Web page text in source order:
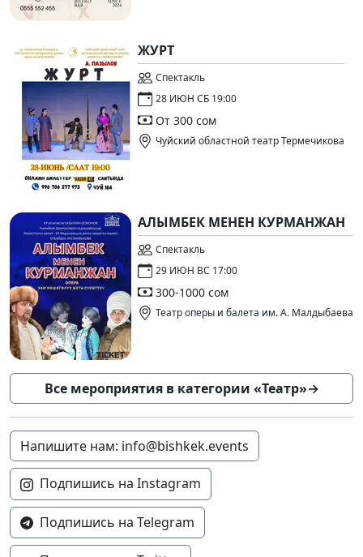
ЖУРТ
Спектакль
28 ИЮН СБ 19:00
От 300 сом
Чуйский областной театр Термечикова
АЛЫМБЕК МЕНЕН КУРМАНЖАН
Спектакль
29 ИЮН ВС 17:00
300-1000 сом
Театр оперы и балета им. А. Малдыбаева
Все мероприятия в категории «Театр»→
Напишите нам: info@bishkek.events
Подпишись на Instagram
Подпишись на Telegram